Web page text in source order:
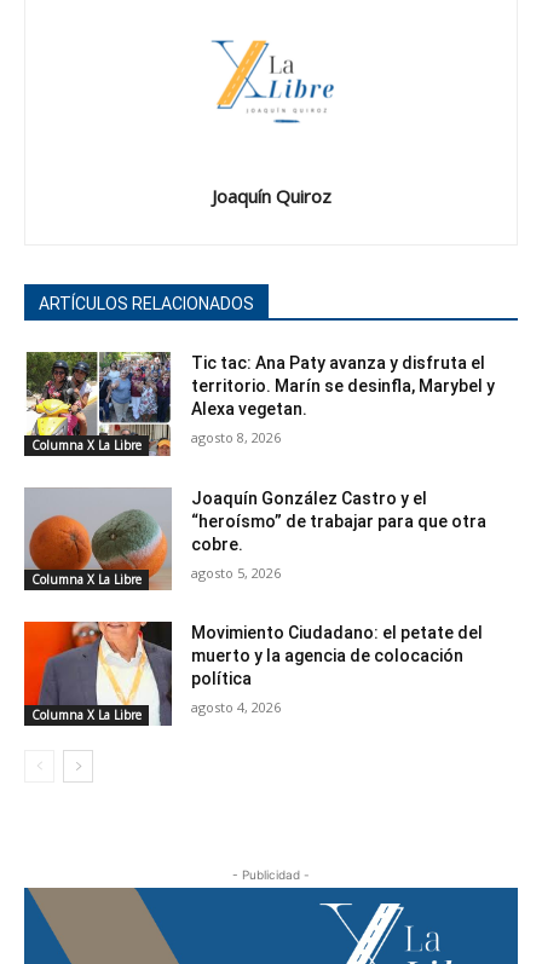
Joaquín Quiroz
ARTÍCULOS RELACIONADOS
Columna X La Libre
Tic tac: Ana Paty avanza y disfruta el
territorio. Marín se desinfla, Marybel y
Alexa vegetan.
agosto 8, 2026
Columna X La Libre
Joaquín González Castro y el
“heroísmo” de trabajar para que otra
cobre.
agosto 5, 2026
Columna X La Libre
Movimiento Ciudadano: el petate del
muerto y la agencia de colocación
política
agosto 4, 2026
- Publicidad -